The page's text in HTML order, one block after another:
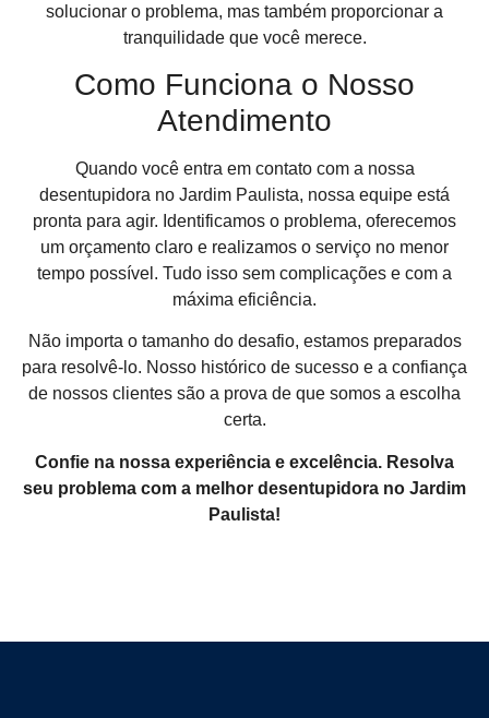
solucionar o problema, mas também proporcionar a
tranquilidade que você merece.
Como Funciona o Nosso
Atendimento
Quando você entra em contato com a nossa
desentupidora no Jardim Paulista, nossa equipe está
pronta para agir. Identificamos o problema, oferecemos
um orçamento claro e realizamos o serviço no menor
tempo possível. Tudo isso sem complicações e com a
máxima eficiência.
Não importa o tamanho do desafio, estamos preparados
para resolvê-lo. Nosso histórico de sucesso e a confiança
de nossos clientes são a prova de que somos a escolha
certa.
Confie na nossa experiência e excelência. Resolva
seu problema com a melhor desentupidora no Jardim
Paulista!